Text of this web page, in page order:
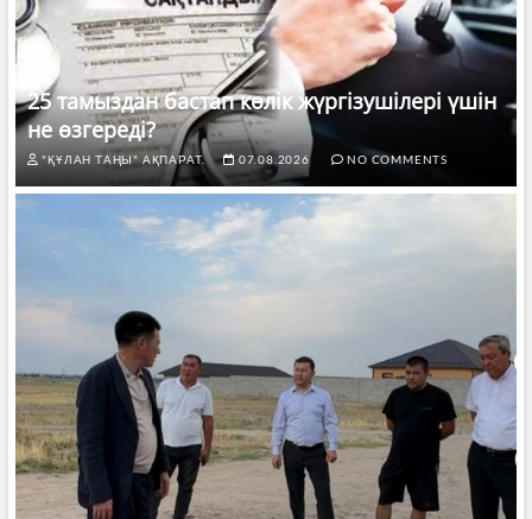
25 тамыздан бастап көлік жүргізушілері үшін
не өзгереді?
"ҚҰЛАН ТАҢЫ" АҚПАРАТ. 07.08.2026 NO COMMENTS